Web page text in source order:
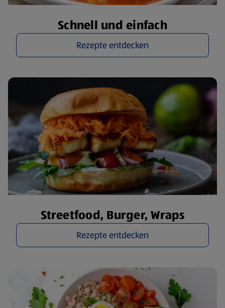
Schnell und einfach
Rezepte entdecken
Streetfood, Burger, Wraps
Rezepte entdecken